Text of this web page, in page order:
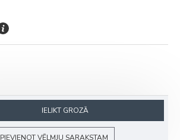
IELIKT GROZĀ
PIEVIENOT VĒLMJU SARAKSTAM